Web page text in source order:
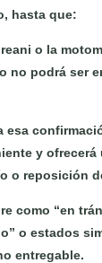
hasta que:
o la
no podrá ser
esa
y
o reposición
como “en
o estados
entregable.